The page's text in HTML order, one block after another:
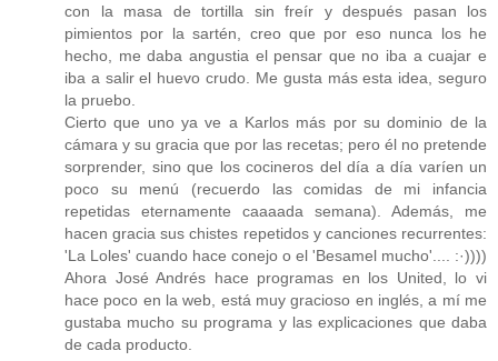
con la masa de tortilla sin freír y después pasan los
pimientos por la sartén, creo que por eso nunca los he
hecho, me daba angustia el pensar que no iba a cuajar e
iba a salir el huevo crudo. Me gusta más esta idea, seguro
la pruebo.
Cierto que uno ya ve a Karlos más por su dominio de la
cámara y su gracia que por las recetas; pero él no pretende
sorprender, sino que los cocineros del día a día varíen un
poco su menú (recuerdo las comidas de mi infancia
repetidas eternamente caaaada semana). Además, me
hacen gracia sus chistes repetidos y canciones recurrentes:
'La Loles' cuando hace conejo o el 'Besamel mucho'.... :·))))
Ahora José Andrés hace programas en los United, lo vi
hace poco en la web, está muy gracioso en inglés, a mí me
gustaba mucho su programa y las explicaciones que daba
de cada producto.